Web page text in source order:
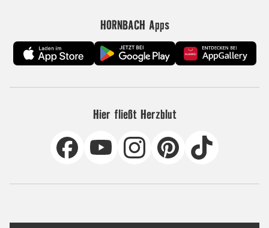
HORNBACH Apps
Hier fließt Herzblut